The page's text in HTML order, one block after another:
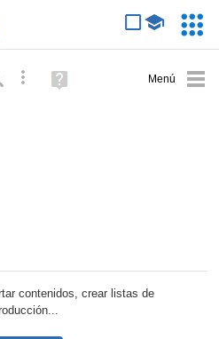
Búsqueda avanzada
Ayuda
(en
contenidos, crear listas de